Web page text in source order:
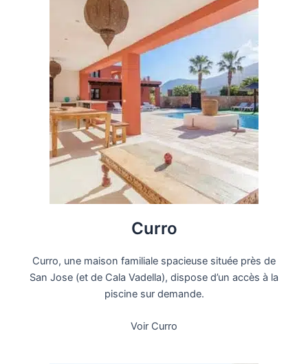
Curro
Curro, une maison familiale spacieuse située près de
San Jose (et de Cala Vadella), dispose d’un accès à la
piscine sur demande.
Voir Curro